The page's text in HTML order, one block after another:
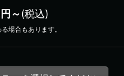
円～(税込)
場合もあります。